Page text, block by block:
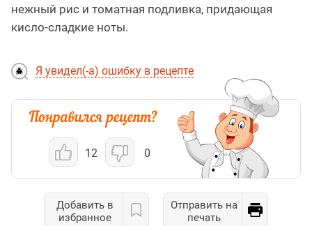
нежный рис и томатная подливка, придающая
кисло-сладкие ноты.
Я увидел(-а) ошибку в рецепте
12 0
Добавить в
избранное
Отправить на
печать